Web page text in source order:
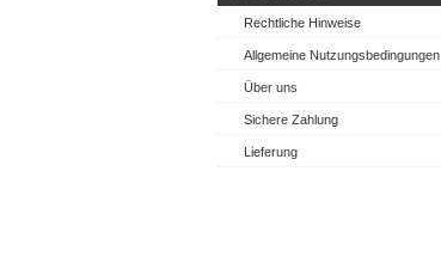
Rechtliche Hinweise
Allgemeine Nutzungsbedingungen
Über uns
Sichere Zahlung
Lieferung